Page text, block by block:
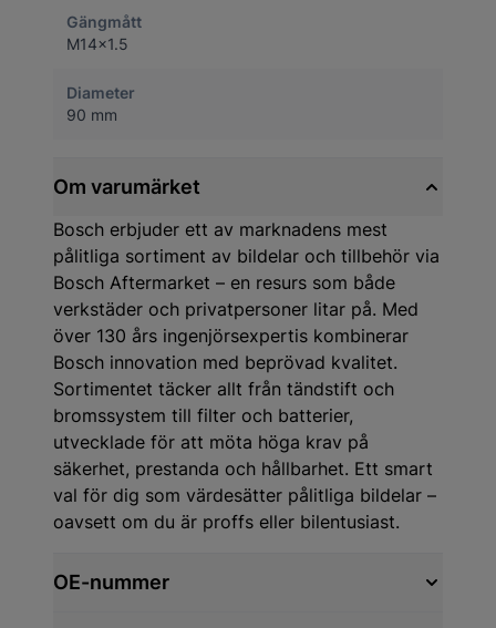
Gängmått
M14x1.5
Diameter
90 mm
Om varumärket
Bosch erbjuder ett av marknadens mest
pålitliga sortiment av bildelar och tillbehör via
Bosch Aftermarket – en resurs som både
verkstäder och privatpersoner litar på. Med
över 130 års ingenjörsexpertis kombinerar
Bosch innovation med beprövad kvalitet.
Sortimentet täcker allt från tändstift och
bromssystem till filter och batterier,
utvecklade för att möta höga krav på
säkerhet, prestanda och hållbarhet. Ett smart
val för dig som värdesätter pålitliga bildelar –
oavsett om du är proffs eller bilentusiast.
OE-nummer